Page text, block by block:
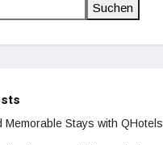
Suchen
Memorable Stays with QHotels